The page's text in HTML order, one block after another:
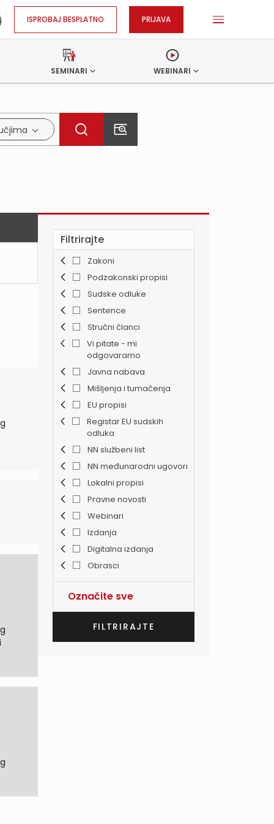
ISPROBAJ BESPLATNO PRIJAVA
SEMINARI WEBINARI
Filtrirajte
Zakoni
Podzakonski propisi
Sudske odluke
Sentence
Stručni članci
Vi pitate - mi
odgovaramo
Javna nabava
Mišljenja i tumačenja
EU propisi
Registar EU sudskih
odluka
NN službeni list
NN međunarodni ugovori
Lokalni propisi
Pravne novosti
Webinari
Izdanja
Digitalna izdanja
Obrasci
Označite sve